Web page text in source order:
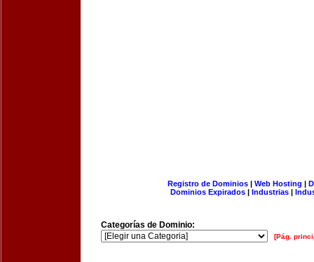
Registro de Dominios| Web Hosting |
Dominios Expirados | Industrias |
Categorías de Dominio:
[Pág.